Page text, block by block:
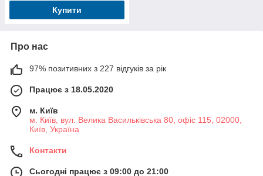
Купити
Про нас
97% позитивних з 227 відгуків за рік
Працює з 18.05.2020
м. Київ
м. Київ, вул. Велика Васильківська 80, офіс 115, 02000,
Київ, Україна
Контакти
Сьогодні працює з 09:00 до 21:00